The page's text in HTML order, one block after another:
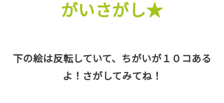
がいさがし★
下の絵は反転していて、ちがいが１０コある
よ！さがしてみてね！